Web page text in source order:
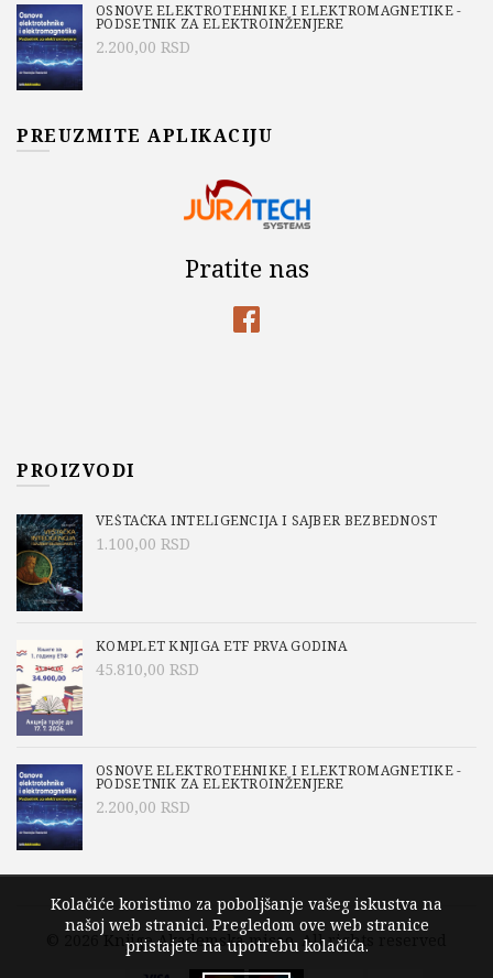
OSNOVE ELEKTROTEHNIKE I ELEKTROMAGNETIKE -
PODSETNIK ZA ELEKTROINŽENJERE
2.200,00 RSD
PREUZMITE APLIKACIJU
Pratite nas
PROIZVODI
VEŠTAČKA INTELIGENCIJA I SAJBER BEZBEDNOST
1.100,00 RSD
KOMPLET KNJIGA ETF PRVA GODINA
45.810,00 RSD
OSNOVE ELEKTROTEHNIKE I ELEKTROMAGNETIKE -
PODSETNIK ZA ELEKTROINŽENJERE
2.200,00 RSD
© 2026 Knjige Akademska misao. All rights reserved
Kolačiće koristimo za poboljšanje vašeg iskustva na
našoj web stranici. Pregledom ove web stranice
pristajete na upotrebu kolačića.